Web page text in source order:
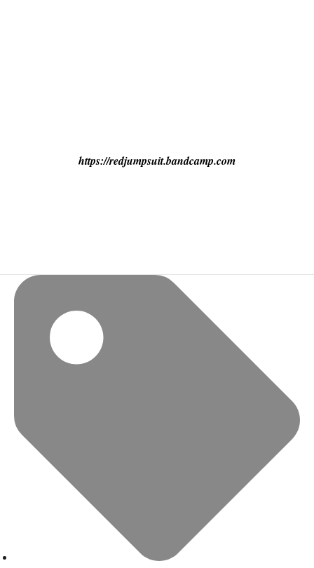
https://redjumpsuit.bandcamp.com